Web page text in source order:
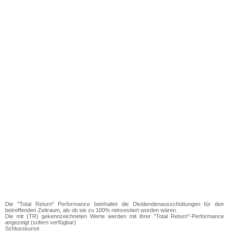
Die "Total Return" Performance beinhaltet die Dividendenausschüttungen für den
betreffenden Zeitraum, als ob sie zu 100% reinvestiert worden wären.
Die mit (TR) gekennzeichneten Werte werden mit ihrer "Total Return"-Performance
angezeigt (sofern verfügbar)
Schlusskurse